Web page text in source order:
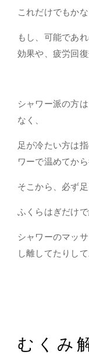
これだけでもかな
もし、可能であ
効果や、疲労回
シャワー派の方
なく、
足が冷たい方は
ワーで温めてか
そこから、必ず
ふくらはぎだけ
シャワーのマッ
し離してたりし
むくみ